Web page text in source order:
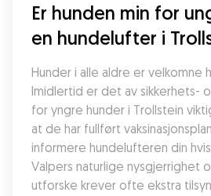
Er hunden min for
en hundelufter i
Hunder i alle aldre er velkomne
Imidlertid er det av sikkerhets-
for yngre hunder i Trollstein
at de har fullført
informere hundelufteren din
Valpers naturlige nysgjerrighet
utforske krever ofte ekstra